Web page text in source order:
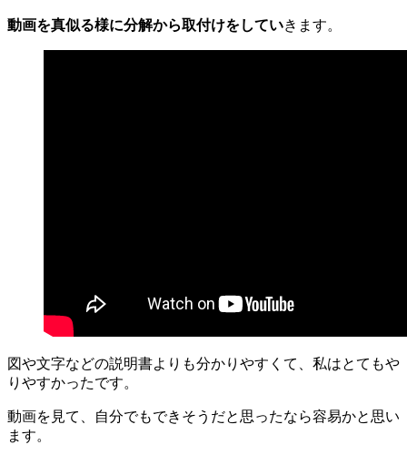
動画を真似る様に分解から取付けをしていきます。
図や文字などの説明書よりも分かりやすくて、私はとてもや
りやすかったです。
動画を見て、自分でもできそうだと思ったなら容易かと思い
ます。